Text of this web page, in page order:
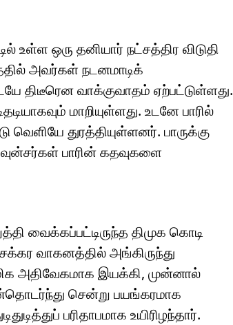
ஒரு தனியார் நட்சத்திர விடுதி
அவர்கள் நடனமாடிக்
திடீரென வாக்குவாதம் ஏற்பட்டுள்ளது.
மாறியுள்ளது. உடனே பாரில்
வெளியே துரத்தியுள்ளனர். பாருக்கு
பாரின் கதவுகளை
வைக்கப்பட்டிருந்த திமுக கொடி
வாகனத்தில் அங்கிருந்து
அதிவேகமாக இயக்கி, முன்னால்
சென்று பயங்கரமாக
பரிதாபமாக உயிரிழந்தார்.